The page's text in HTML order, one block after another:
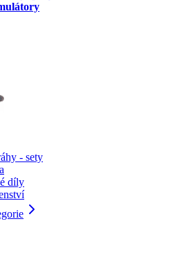
- sety
díly